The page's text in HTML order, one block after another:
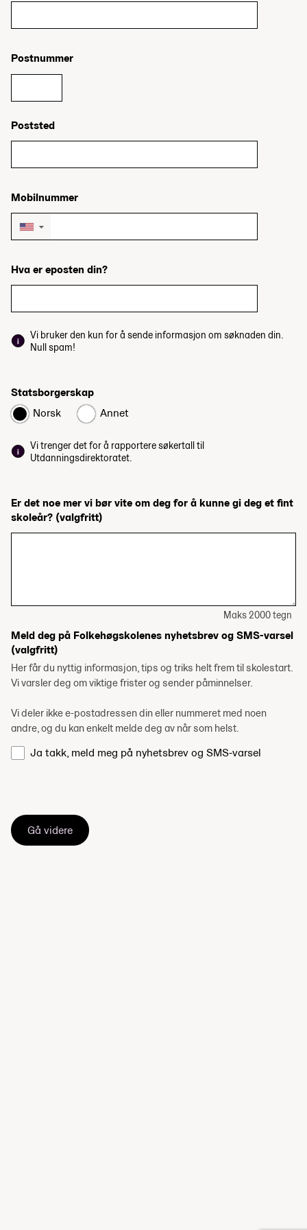
Postnummer
Poststed
Mobilnummer
▼
Hva er eposten din?
Vi bruker den kun for å sende informasjon om søknaden din.
Null spam!
Statsborgerskap
Norsk
Annet
Vi trenger det for å rapportere søkertall til
Utdanningsdirektoratet.
Er det noe mer vi bør vite om deg for å kunne gi deg et fint
skoleår? (valgfritt)
Maks 2000 tegn
Meld deg på Folkehøgskolenes nyhetsbrev og SMS-varsel
(valgfritt)
Her får du nyttig informasjon, tips og triks helt frem til skolestart.
Vi varsler deg om viktige frister og sender påminnelser.
Vi deler ikke e-postadressen din eller nummeret med noen
andre, og du kan enkelt melde deg av når som helst.
Ja takk, meld meg på nyhetsbrev og SMS-varsel
Gå videre